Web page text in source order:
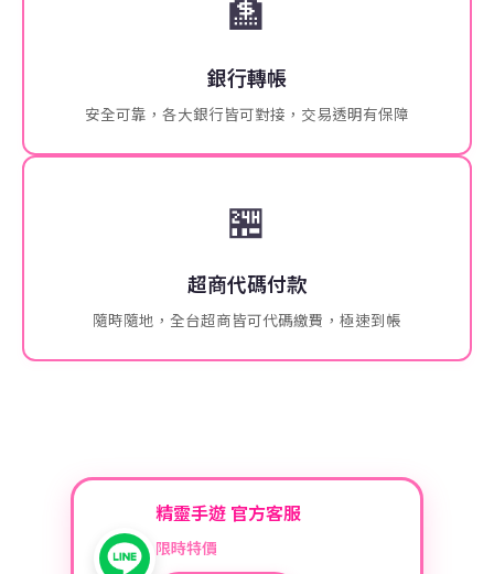
🏦
銀行轉帳
安全可靠，各大銀行皆可對接，交易透明有保障
🏪
超商代碼付款
隨時隨地，全台超商皆可代碼繳費，極速到帳
精靈手遊 官方客服
限時特價